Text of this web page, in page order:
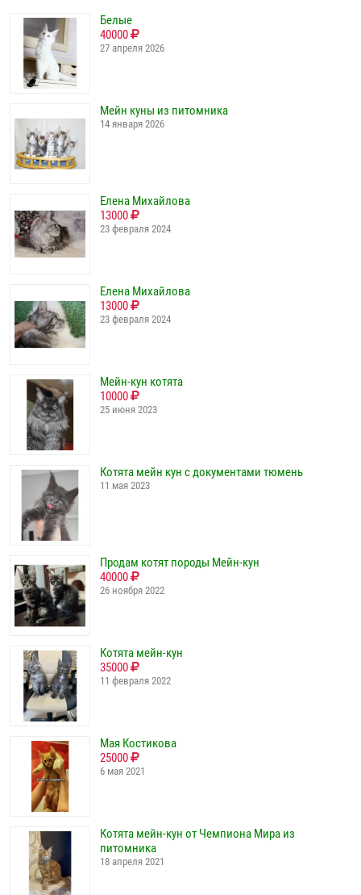
Белые
40000
27 апреля 2026
Мейн куны из питомника
14 января 2026
Елена Михайлова
13000
23 февраля 2024
Елена Михайлова
13000
23 февраля 2024
Мейн-кун котята
10000
25 июня 2023
Котята мейн кун с документами тюмень
11 мая 2023
Продам котят породы Мейн-кун
40000
26 ноября 2022
Котята мейн-кун
35000
11 февраля 2022
Мая Костикова
25000
6 мая 2021
Котята мейн-кун от Чемпиона Мира из
питомника
18 апреля 2021